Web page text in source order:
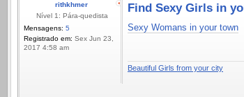
rithkhmer
Nível 1: Pára-quedista
Mensagens: 5
Registrado em: Sex Jun 23,
2017 4:58 am
Find Sexy Girls in
Sexy Womans in your town
Beautiful Girls from your city